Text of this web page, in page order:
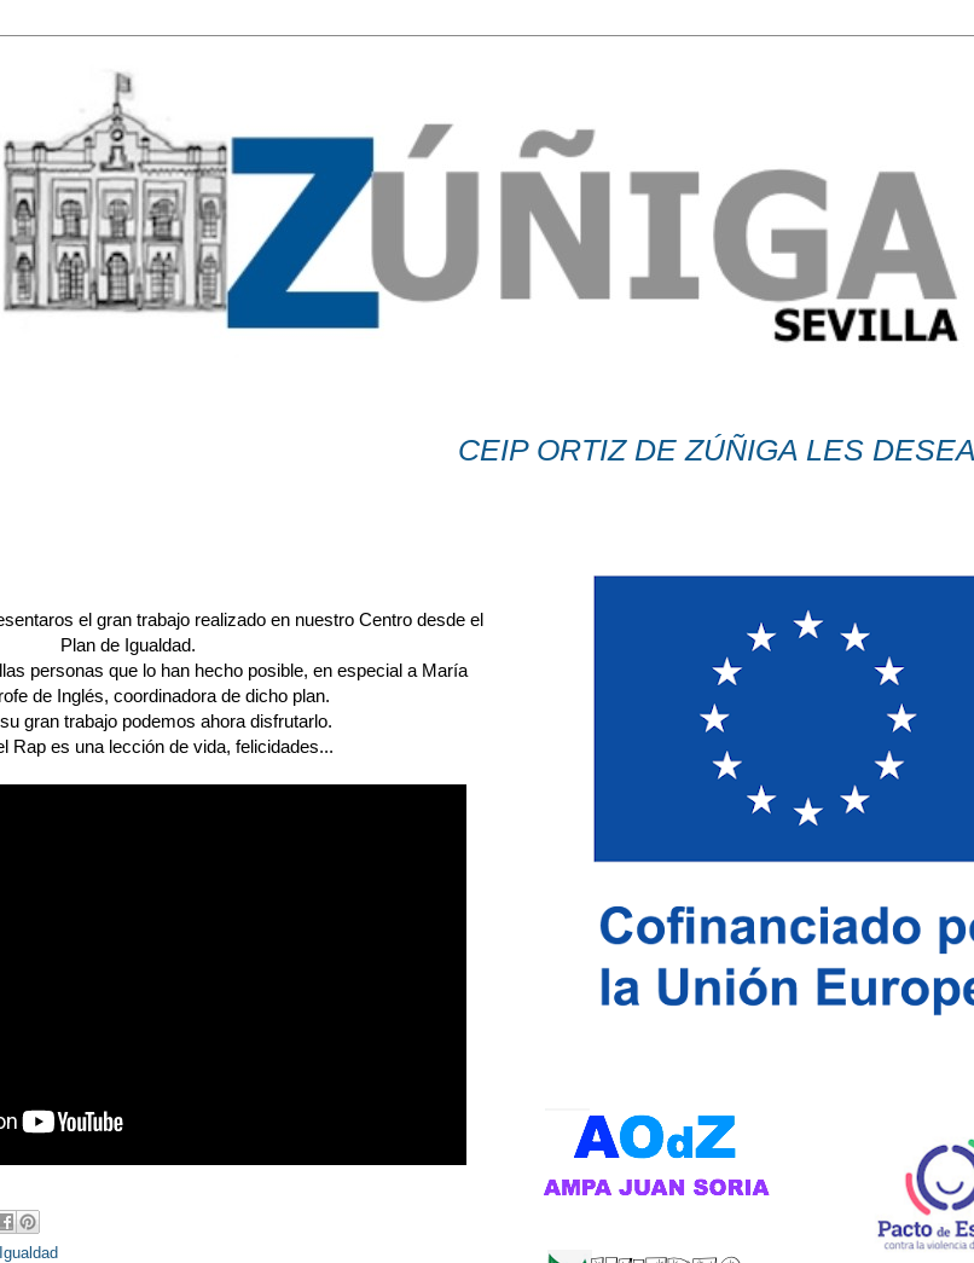
CEIP ORTIZ DE ZÚÑIGA LES DESEA UN
el gran trabajo realizado en nuestro Centro desde el
Plan de Igualdad.
personas que lo han hecho posible, en especial a María
de Inglés, coordinadora de dicho plan.
gran trabajo podemos ahora disfrutarlo.
Rap es una lección de vida, felicidades...